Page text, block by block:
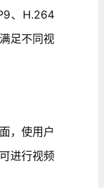
、H.264
足不同视
，使用户
进行视频